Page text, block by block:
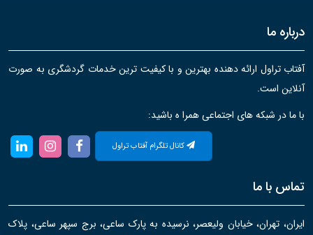
درباره ما
آفتاب تراول ارائه دهنده بهترین و با کیفیت ترین خدمات گردشگری به صورت
آنلاین است.
با ما در شبکه های اجتماعی همرا ه باشید:
کانال تلگرام آفتاب تراول
تماس با ما
ایران، تهران، خیابان ولیعصر، نرسیده به پارک ساعی، برج سپهر ساعی، پلاک